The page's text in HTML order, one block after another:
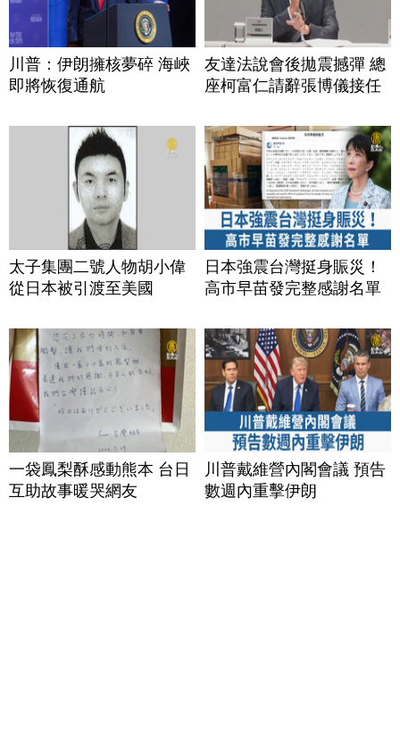
川普：伊朗擁核夢碎 海峽
即將恢復通航
友達法說會後拋震撼彈 總
座柯富仁請辭張博儀接任
太子集團二號人物胡小偉
從日本被引渡至美國
日本強震台灣挺身賑災！
高市早苗發完整感謝名單
一袋鳳梨酥感動熊本 台日
互助故事暖哭網友
川普戴維營內閣會議 預告
數週內重擊伊朗